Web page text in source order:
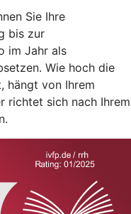
Sie Ihre
bis zur
im Jahr als
Wie hoch die
hängt von Ihrem
richtet sich nach Ihrem